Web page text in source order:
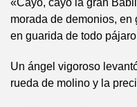
«Cayó, cayó la gran
morada de demonios,
en guarida de todo
Un ángel vigoroso
rueda de molino y la